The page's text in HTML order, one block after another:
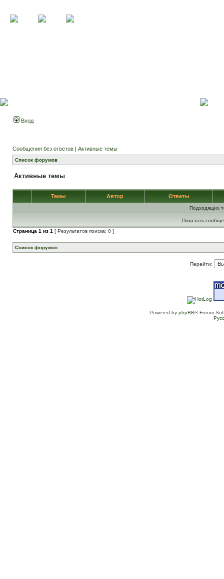
Вход
Сообщения без ответов | Активные темы
Список форумов
Активные темы
Темы Автор Ответы
Подходящих
Показать
Страница 1 из 1 [ Результатов поиска: 0 ]
Список форумов
Перейти:
Powered by phpBB® Forum